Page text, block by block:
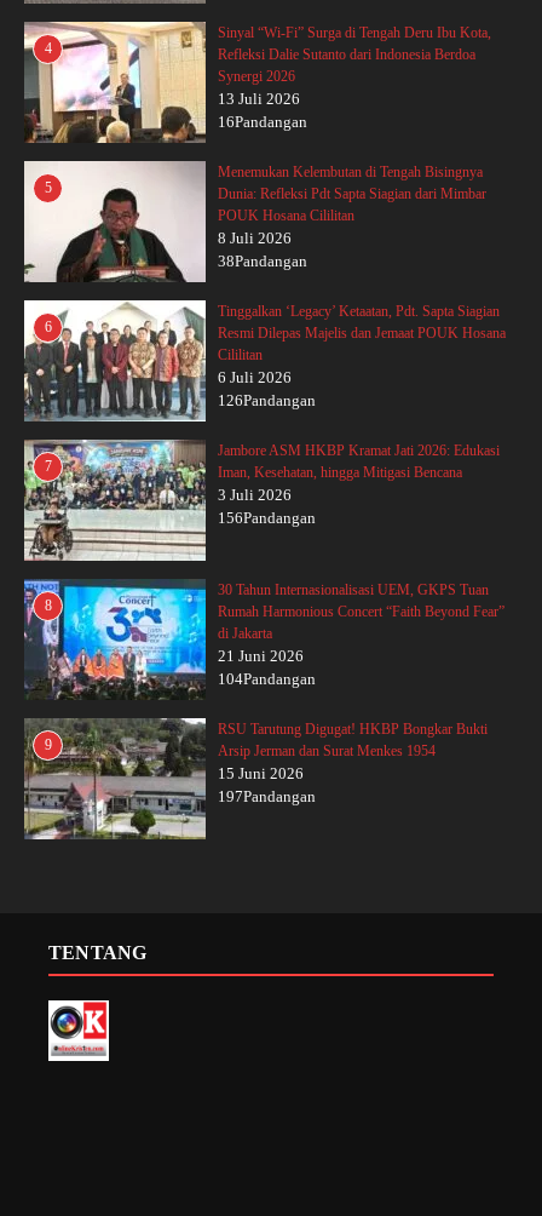
4
Sinyal “Wi-Fi” Surga di Tengah Deru Ibu Kota,
Refleksi Dalie Sutanto dari Indonesia Berdoa
Synergi 2026
13 Juli 2026
16Pandangan
5
Menemukan Kelembutan di Tengah Bisingnya
Dunia: Refleksi Pdt Sapta Siagian dari Mimbar
POUK Hosana Cililitan
8 Juli 2026
38Pandangan
6
Tinggalkan ‘Legacy’ Ketaatan, Pdt. Sapta Siagian
Resmi Dilepas Majelis dan Jemaat POUK Hosana
Cililitan
6 Juli 2026
126Pandangan
7
Jambore ASM HKBP Kramat Jati 2026: Edukasi
Iman, Kesehatan, hingga Mitigasi Bencana
3 Juli 2026
156Pandangan
8
30 Tahun Internasionalisasi UEM, GKPS Tuan
Rumah Harmonious Concert “Faith Beyond Fear”
di Jakarta
21 Juni 2026
104Pandangan
9
RSU Tarutung Digugat! HKBP Bongkar Bukti
Arsip Jerman dan Surat Menkes 1954
15 Juni 2026
197Pandangan
TENTANG